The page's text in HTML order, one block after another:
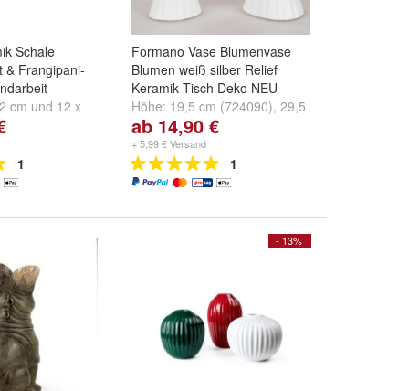
Schale
& Frangipani-
cm und 12 x
1
Formano Vase Blumenvase
Blumen weiß silber Relief
Keramik Tisch Deko NEU
Höhe: 19,5 cm (724090), 29,5
cm (724106) und
29,5 cm
ab 14,90 €
+ 5,99 € Versand
1
- 13%